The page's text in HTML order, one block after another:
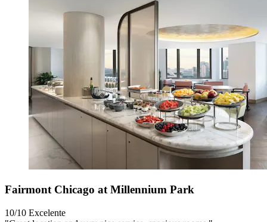
Fairmont Chicago at Millennium Park
10/10 Excelente